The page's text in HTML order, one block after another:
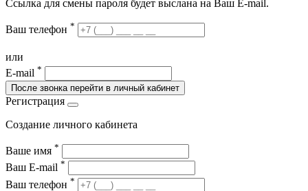
Ссылка для смены пароля будет выслана на Ваш E-mail.
Ваш телефон *
или
E-mail *
После звонка перейти в личный кабинет
Регистрация
Создание личного кабинета
Ваше имя *
Ваш E-mail *
Ваш телефон *